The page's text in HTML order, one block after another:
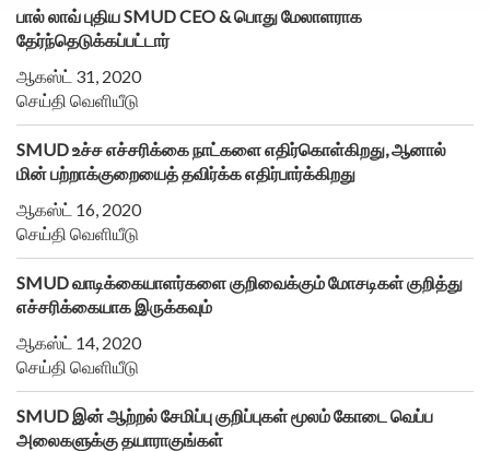
பால் லாவ் புதிய SMUD CEO & பொது மேலாளராக
தேர்ந்தெடுக்கப்பட்டார்
ஆகஸ்ட் 31, 2020
செய்தி வெளியீடு
SMUD உச்ச எச்சரிக்கை நாட்களை எதிர்கொள்கிறது, ஆனால்
மின் பற்றாக்குறையைத் தவிர்க்க எதிர்பார்க்கிறது
ஆகஸ்ட் 16, 2020
செய்தி வெளியீடு
SMUD வாடிக்கையாளர்களை குறிவைக்கும் மோசடிகள் குறித்து
எச்சரிக்கையாக இருக்கவும்
ஆகஸ்ட் 14, 2020
செய்தி வெளியீடு
SMUD இன் ஆற்றல் சேமிப்பு குறிப்புகள் மூலம் கோடை வெப்ப
அலைகளுக்கு தயாராகுங்கள்